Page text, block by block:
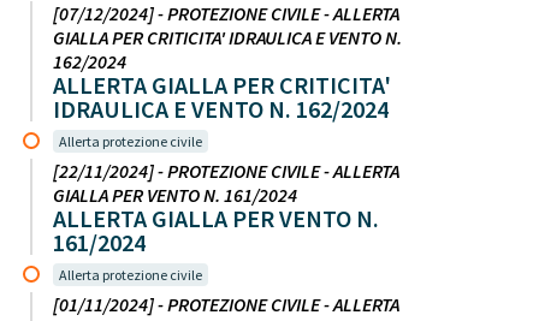
[07/12/2024] - PROTEZIONE CIVILE - ALLERTA
GIALLA PER CRITICITA' IDRAULICA E VENTO N.
162/2024
ALLERTA GIALLA PER CRITICITA'
IDRAULICA E VENTO N. 162/2024
Allerta protezione civile
[22/11/2024] - PROTEZIONE CIVILE - ALLERTA
GIALLA PER VENTO N. 161/2024
ALLERTA GIALLA PER VENTO N.
161/2024
Allerta protezione civile
[01/11/2024] - PROTEZIONE CIVILE - ALLERTA